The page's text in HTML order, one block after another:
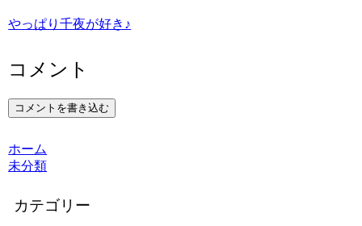
やっぱり千夜が好き♪
コメント
コメントを書き込む
ホーム
未分類
カテゴリー